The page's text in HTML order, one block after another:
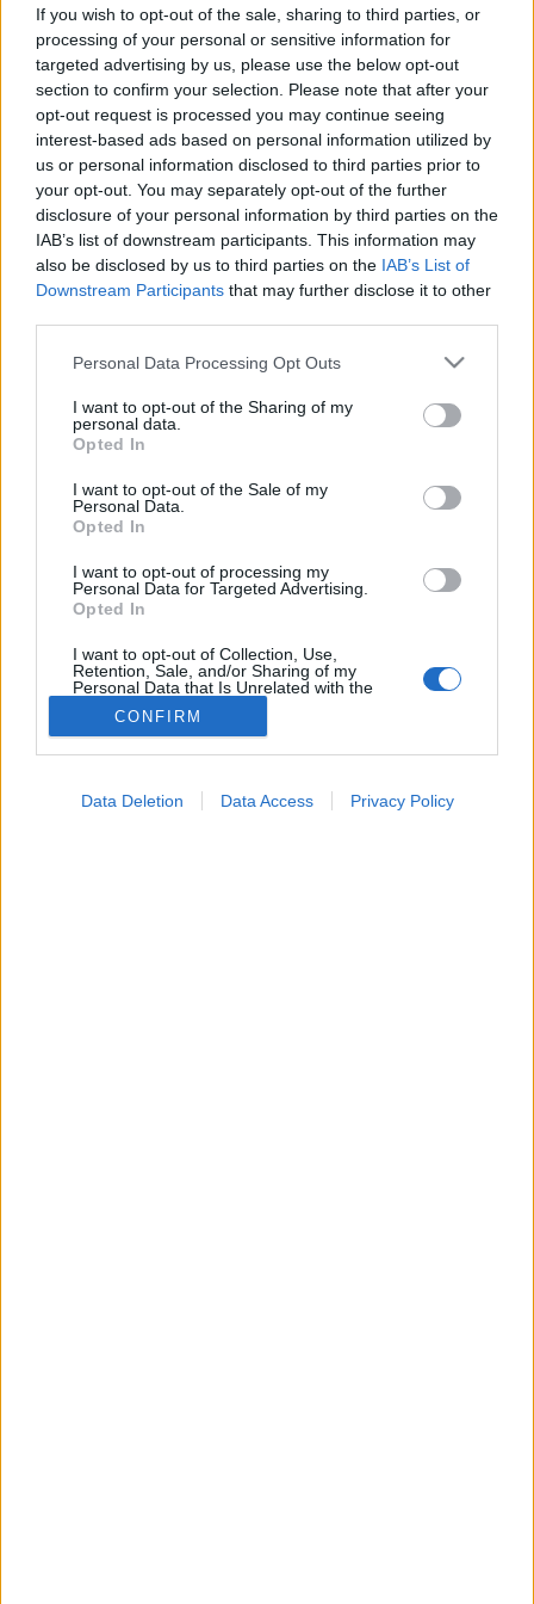
If you wish to opt-out of the sale, sharing to third parties, or
processing of your personal or sensitive information for
targeted advertising by us, please use the below opt-out
section to confirm your selection. Please note that after your
opt-out request is processed you may continue seeing
interest-based ads based on personal information utilized by
us or personal information disclosed to third parties prior to
your opt-out. You may separately opt-out of the further
disclosure of your personal information by third parties on the
IAB’s list of downstream participants. This information may
also be disclosed by us to third parties on the IAB’s List of
Downstream Participants that may further disclose it to other
Please note that this website/app uses one or more Google
not limited to your visit or usage behaviour. You may click to
grant or deny consent to Google and its third-party tags to
use your data for below specified purposes in below Google
consent section.
Personal Data Processing Opt Outs
I want to opt-out of the Sharing of my
personal data.
Opted In
I want to opt-out of the Sale of my
Personal Data.
Opted In
I want to opt-out of processing my
Personal Data for Targeted Advertising.
Opted In
I want to opt-out of Collection, Use,
Retention, Sale, and/or Sharing of my
Personal Data that Is Unrelated with the
Purposes for which it was collected.
Opted Out
CONFIRM
Data Deletion Data Access Privacy Policy
Kalkulátorok
2018. október 11. 14:43